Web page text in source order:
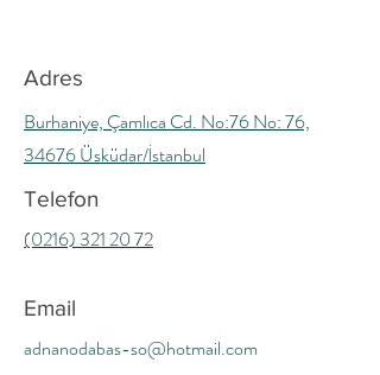
Adres
Burhaniye, Çamlıca Cd. No:76 No: 76,
34676 Üsküdar/İstanbul
Telefon
(0216) 321 20 72
Email
adnanodabas-so@hotmail.com